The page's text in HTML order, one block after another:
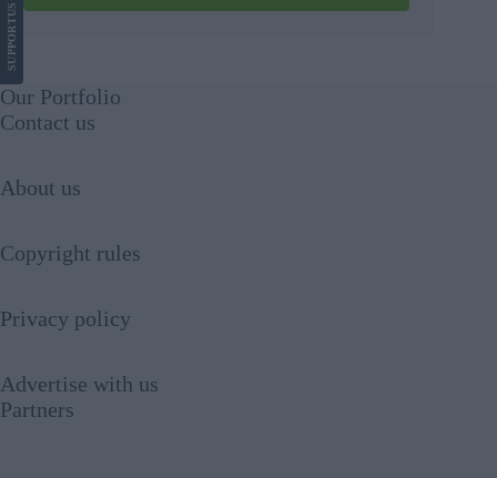
SUPPORT
US
Our Portfolio
Contact us
About us
Copyright rules
Privacy policy
Advertise with us
Partners